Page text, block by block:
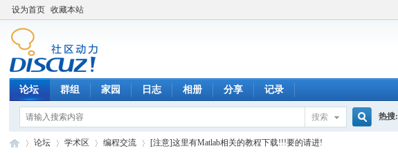
设为首页 收藏本站
论坛 群组 家园 日志 相册 分享 记录
搜索 热搜:
论坛 学术区 编程交流 [注意]这里有Matlab相关的教程下载!!!要的请进!